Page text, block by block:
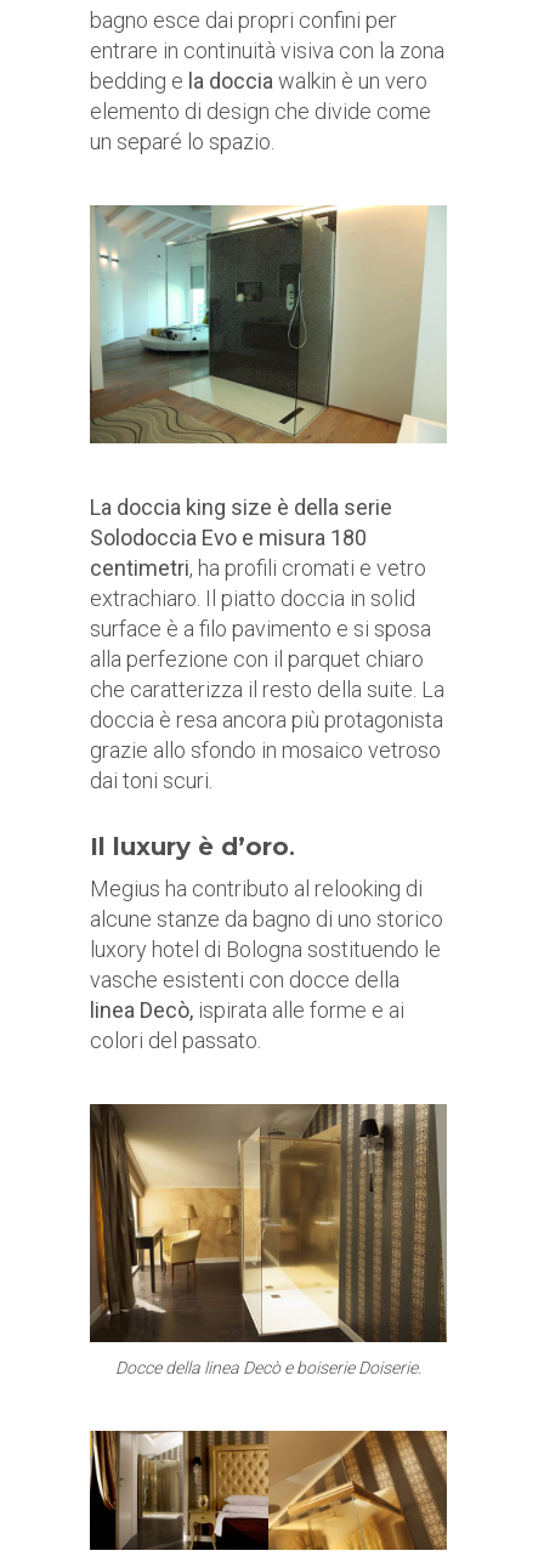
bagno esce dai propri confini per
entrare in continuità visiva con la zona
bedding e la doccia walkin è un vero
elemento di design che divide come
un separé lo spazio.
La doccia king size è della serie
Solodoccia Evo e misura 180
centimetri, ha profili cromati e vetro
extrachiaro. Il piatto doccia in solid
surface è a filo pavimento e si sposa
alla perfezione con il parquet chiaro
che caratterizza il resto della suite. La
doccia è resa ancora più protagonista
grazie allo sfondo in mosaico vetroso
dai toni scuri.
Il luxury è d’oro.
Megius ha contributo al relooking di
alcune stanze da bagno di uno storico
luxory hotel di Bologna sostituendo le
vasche esistenti con docce della
linea Decò, ispirata alle forme e ai
colori del passato.
Docce della linea Decò e boiserie Doiserie.